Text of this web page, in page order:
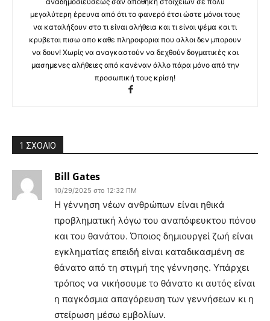
μεγαλύτερη έρευνα από ότι το φανερό έτσι ώστε μόνοι τους
να καταλήξουν στο τι είναι αλήθεια και τι είναι ψέμα και τι
κρυβεται πισω απο καθε πληροφορια που αλλοι δεν μπορουν
να δουν! Χωρίς να αναγκαστούν να δεχθούν δογματικές και
μασημενες αλήθειες από κανέναν άλλο πάρα μόνο από την
προσωπική τους κρίση!
1 ΣΧΟΛΙΟ
Bill Gates
10/29/2025 στο 12:32 ΠΜ
Η γέννηση νέων ανθρώπων είναι ηθικά
προβληματική λόγω του αναπόφευκτου πόνου
και του θανάτου. Όποιος δημιουργεί ζωή είναι
εγκληματίας επειδή είναι καταδικασμένη σε
θάνατο από τη στιγμή της γέννησης. Υπάρχει
τρόπος να νικήσουμε το θάνατο κι αυτός είναι
η παγκόσμια απαγόρευση των γεννήσεων κι η
στείρωση μέσω εμβολίων.